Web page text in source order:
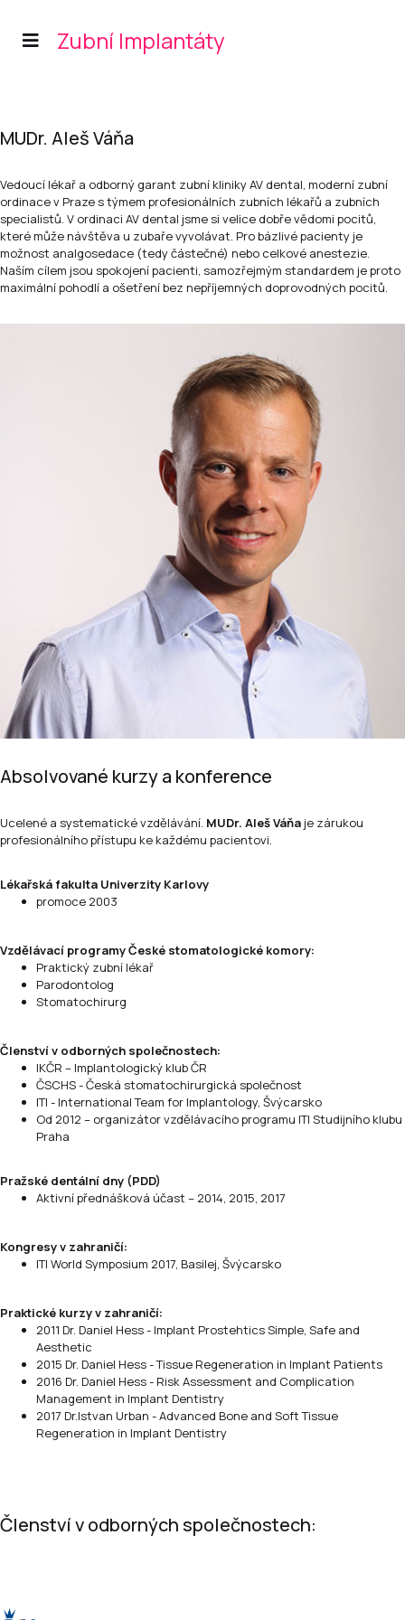
Zubní Implantáty
MUDr. Aleš Váňa
Vedoucí lékař a odborný garant zubní kliniky AV dental, moderní zubní
ordinace v Praze s týmem profesionálních zubních lékařů a zubních
specialistů. V ordinaci AV dental jsme si velice dobře vědomi pocitů,
které může návštěva u zubaře vyvolávat. Pro bázlivé pacienty je
možnost analgosedace (tedy částečné) nebo celkové anestezie.
Naším cílem jsou spokojení pacienti, samozřejmým standardem je proto
maximální pohodlí a ošetření bez nepříjemných doprovodných pocitů.
Absolvované kurzy a konference
Ucelené a systematické vzdělávání. MUDr. Aleš Váňa je zárukou
profesionálního přístupu ke každému pacientovi.
Lékařská fakulta Univerzity Karlovy
promoce 2003
Vzdělávací programy České stomatologické komory:
Praktický zubní lékař
Parodontolog
Stomatochirurg
Členství v odborných společnostech:
IKČR – Implantologický klub ČR
ČSCHS - Česká stomatochirurgická společnost
ITI - International Team for Implantology, Švýcarsko
Od 2012 – organizátor vzdělávacího programu ITI Studijního klubu
Praha
Pražské dentální dny (PDD)
Aktivní přednášková účast – 2014, 2015, 2017
Kongresy v zahraničí:
ITI World Symposium 2017, Basilej, Švýcarsko
Praktické kurzy v zahraničí:
2011 Dr. Daniel Hess - Implant Prostehtics Simple, Safe and
Aesthetic
2015 Dr. Daniel Hess - Tissue Regeneration in Implant Patients
2016 Dr. Daniel Hess - Risk Assessment and Complication
Management in Implant Dentistry
2017 Dr.Istvan Urban - Advanced Bone and Soft Tissue
Regeneration in Implant Dentistry
Členství v odborných společnostech: